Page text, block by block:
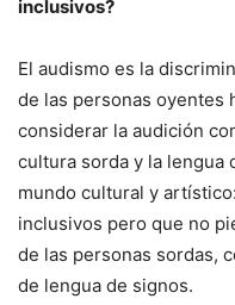
inclusivos?
El audismo es la
de las personas oyentes
considerar la audición
cultura sorda y la lengua
mundo cultural y
inclusivos pero que no
de las personas sordas,
de lengua de signos.